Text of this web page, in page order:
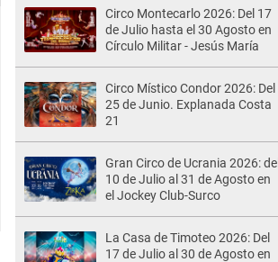
Circo Montecarlo 2026: Del 17
de Julio hasta el 30 Agosto en
Círculo Militar - Jesús María
Circo Místico Condor 2026: Del
25 de Junio. Explanada Costa
21
Gran Circo de Ucrania 2026: del
10 de Julio al 31 de Agosto en
el Jockey Club-Surco
La Casa de Timoteo 2026: Del
17 de Julio al 30 de Agosto en